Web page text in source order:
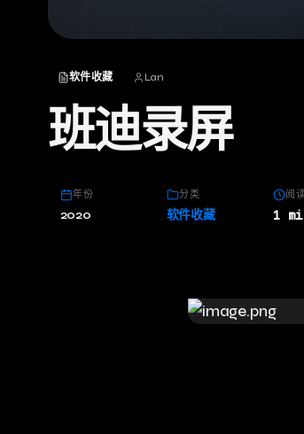
软件收藏 Lan
班迪录屏
年份
2020
分类
软件收藏
阅
1